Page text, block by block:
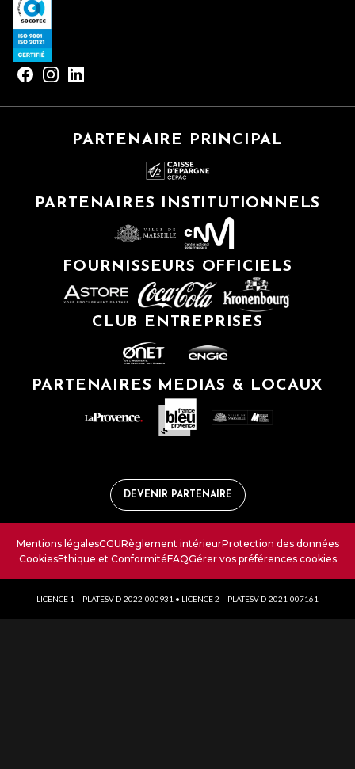
PARTENAIRE PRINCIPAL
PARTENAIRES INSTITUTIONNELS
FOURNISSEURS OFFICIELS
CLUB ENTREPRISES
PARTENAIRES MEDIAS & LOCAUX
DEVENIR PARTENAIRE
Mentions légalesCGURèglement intérieurProtection des données
CookiesEthique et ConformitéFAQGérer vos préférences cookies
LICENCE 1 – PLATESV-D-2022-000931 • LICENCE 2 – PLATESV-D-2021-007161